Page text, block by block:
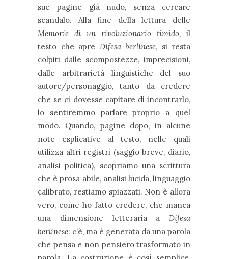
sue pagine già nudo, senza cercare
scandalo. Alla fine della lettura delle
Memorie di un rivoluzionario timido, il
testo che apre Difesa berlinese, si resta
colpiti dalle scompostezze, imprecisioni,
dalle arbitrarietà linguistiche del suo
autore/personaggio, tanto da credere
che se ci dovesse capitare di incontrarlo,
lo sentiremmo parlare proprio a quel
modo. Quando, pagine dopo, in alcune
note esplicative al testo, nelle quali
utilizza altri registri (saggio breve, diario,
analisi politica), scopriamo una scrittura
che è prosa abile, analisi lucida, linguaggio
calibrato, restiamo spiazzati. Non è allora
vero, come ho fatto credere, che manca
una dimensione letteraria a Difesa
berlinese: c’è, ma è generata da una parola
che pensa e non pensiero trasformato in